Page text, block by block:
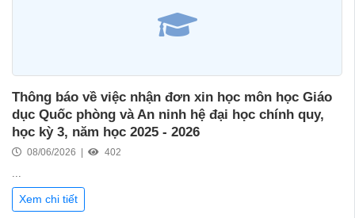
Thông báo về việc nhận đơn xin học môn học Giáo
dục Quốc phòng và An ninh hệ đại học chính quy,
học kỳ 3, năm học 2025 - 2026
08/06/2026 | 402
...
Xem chi tiết